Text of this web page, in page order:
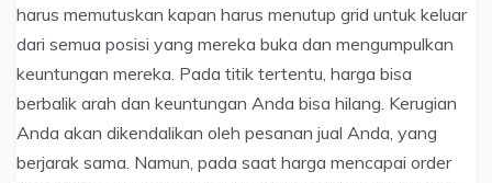
harus memutuskan kapan harus menutup grid untuk keluar
dari semua posisi yang mereka buka dan mengumpulkan
keuntungan mereka. Pada titik tertentu, harga bisa
berbalik arah dan keuntungan Anda bisa hilang. Kerugian
Anda akan dikendalikan oleh pesanan jual Anda, yang
berjarak sama. Namun, pada saat harga mencapai order